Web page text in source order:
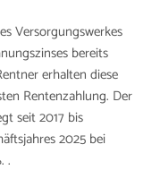
Versorgungswerkes
bereits
erhalten diese
Rentenzahlung. Der
seit 2017 bis
2025 bei
.